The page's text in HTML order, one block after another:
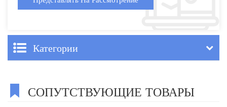
Категории
СОПУТСТВУЮЩИЕ ТОВАРЫ